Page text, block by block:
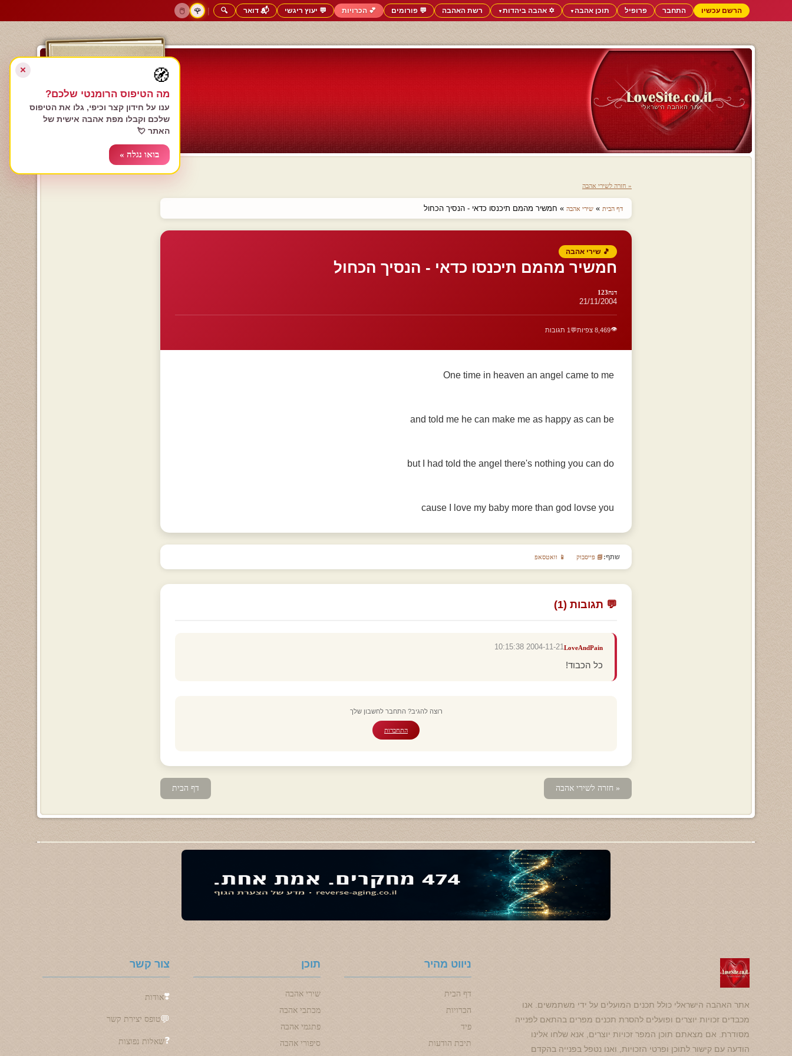
הרשם עכשיו התחבר פרופיל תוכן אהבה▼ ✡️ אהבה ביהדות▼ רשת האהבה 💬 פורומים 💕 הכרויות 💬 יעוץ ריגשי 📬 דואר 🔍
|
🌹
🖱️
הרשם עכשיו
התחבר
« חזרה לשירי אהבה
דף הבית » שירי אהבה » חמשיר מהמם תיכנסו כדאי - הנסיך הכחול
🎵 שירי אהבה
חמשיר מהמם תיכנסו כדאי - הנסיך הכחול
דנה123
21/11/2004
👁️8,469 צפיות 💬 1 תגובות
One time in heaven an angel came to me
and told me he can make me as happy as can be
but I had told the angel there's nothing you can do
cause I love my baby more than god lovse you
שתף: 📘 פייסבוק 📱 וואטסאפ
💬 תגובות (1)
LoveAndPain
2004-11-21 10:15:38
כל הכבוד!
רוצה להגיב? התחבר לחשבון שלך
התחברות
« חזרה לשירי אהבה דף הבית
אתר האהבה הישראלי כולל תכנים המועלים על ידי משתמשים. אנו
מכבדים זכויות יוצרים ופועלים להסרת תכנים מפרים בהתאם לפנייה
מסודרת. אם מצאתם תוכן המפר זכויות יוצרים, אנא שלחו אלינו
הודעה עם קישור לתוכן ופרטי הזכויות, ואנו נטפל בפנייה בהקדם
ניווט מהיר
דף הבית
הכרויות
פיד
תיבת הודעות
תוכן
שירי אהבה
מכתבי אהבה
פתגמי אהבה
סיפורי אהבה
צור קשר
❣️אודות
💬טופס יצירת קשר
❓שאלות נפוצות